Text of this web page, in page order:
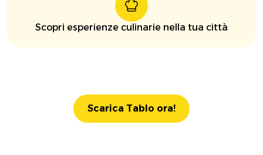
Scopri esperienze culinarie nella tua città
Scarica Tablo ora!